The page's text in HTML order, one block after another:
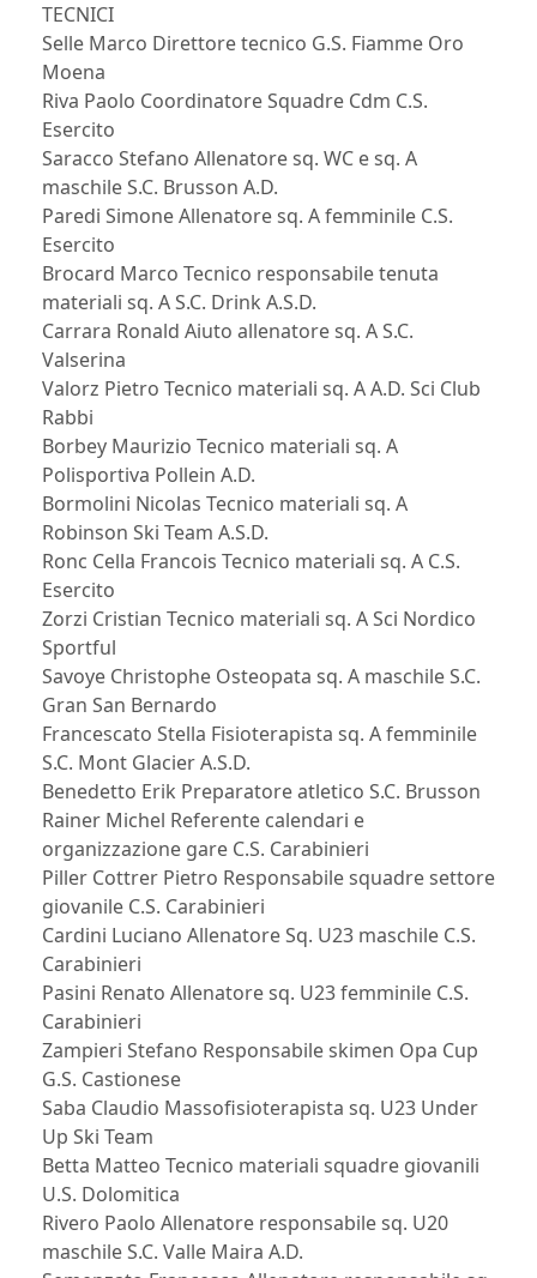
TECNICI
Selle Marco Direttore tecnico G.S. Fiamme Oro
Moena
Riva Paolo Coordinatore Squadre Cdm C.S.
Esercito
Saracco Stefano Allenatore sq. WC e sq. A
maschile S.C. Brusson A.D.
Paredi Simone Allenatore sq. A femminile C.S.
Esercito
Brocard Marco Tecnico responsabile tenuta
materiali sq. A S.C. Drink A.S.D.
Carrara Ronald Aiuto allenatore sq. A S.C.
Valserina
Valorz Pietro Tecnico materiali sq. A A.D. Sci Club
Rabbi
Borbey Maurizio Tecnico materiali sq. A
Polisportiva Pollein A.D.
Bormolini Nicolas Tecnico materiali sq. A
Robinson Ski Team A.S.D.
Ronc Cella Francois Tecnico materiali sq. A C.S.
Esercito
Zorzi Cristian Tecnico materiali sq. A Sci Nordico
Sportful
Savoye Christophe Osteopata sq. A maschile S.C.
Gran San Bernardo
Francescato Stella Fisioterapista sq. A femminile
S.C. Mont Glacier A.S.D.
Benedetto Erik Preparatore atletico S.C. Brusson
Rainer Michel Referente calendari e
organizzazione gare C.S. Carabinieri
Piller Cottrer Pietro Responsabile squadre settore
giovanile C.S. Carabinieri
Cardini Luciano Allenatore Sq. U23 maschile C.S.
Carabinieri
Pasini Renato Allenatore sq. U23 femminile C.S.
Carabinieri
Zampieri Stefano Responsabile skimen Opa Cup
G.S. Castionese
Saba Claudio Massofisioterapista sq. U23 Under
Up Ski Team
Betta Matteo Tecnico materiali squadre giovanili
U.S. Dolomitica
Rivero Paolo Allenatore responsabile sq. U20
maschile S.C. Valle Maira A.D.